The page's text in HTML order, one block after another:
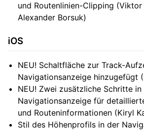
und Routenlinien-Clipping
Alexander Borsuk)
iOS
NEU! Schaltfläche zur Track-
Navigationsanzeige hinzugefügt
NEU! Zwei zusätzliche Schritte in
Navigationsanzeige für
und Routeninformationen (Kiryl
Stil des Höhenprofils in der